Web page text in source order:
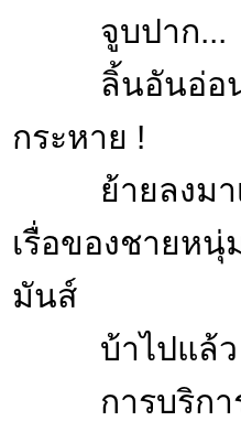
จูบปาก...
ลิ้นอันอ่อนนุ่
กระหาย !
ย้ายลงมาเลี
เรื่อของชายหนุ่
มันส์
บ้าไปแล้ว
การบริการที่